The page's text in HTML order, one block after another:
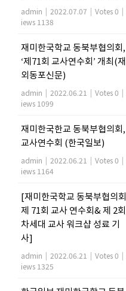
admin | 2022.07.07 | Votes 0 |
iews 1138
재미한국학교 동북부협의회,
‘제71회 교사연수회’ 개최(재
외동포신문)
admin | 2022.06.21 | Votes 0 |
iews 1099
재미한국한교 동북부협의회,
교사연수회 (한국일보)
admin | 2022.06.21 | Votes 0 |
iews 1164
[재미한국학교 동북부협의회
제 71회 교사 연수회& 제 2회
차세대 교사 워크샵 성료 기
사]
admin | 2022.06.21 | Votes 0 |
iews 1325